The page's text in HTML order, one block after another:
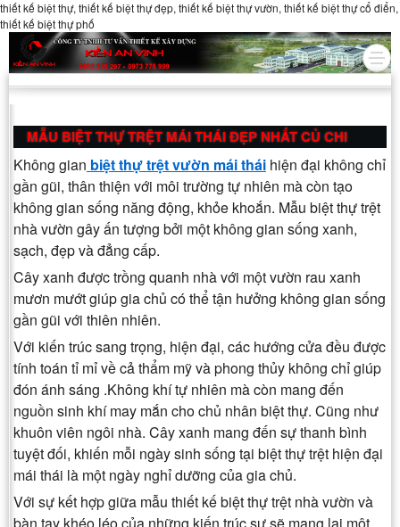
thiết kế biệt thự, thiết kế biệt thự đẹp, thiết kế biệt thự vườn, thiết kế biệt thự cổ điển,
thiết kế biệt thự phố
MẪU BIỆT THỰ TRỆT MÁI THÁI ĐẸP NHẤT CỦ CHI
Không gian biệt thự trệt vườn mái thái hiện đại không chỉ
gần gũi, thân thiện với môi trường tự nhiên mà còn tạo
không gian sống năng động, khỏe khoắn. Mẫu biệt thự trệt
nhà vườn gây ấn tượng bởi một không gian sống xanh,
sạch, đẹp và đẳng cấp.
Cây xanh được trồng quanh nhà với một vườn rau xanh
mươn mướt giúp gia chủ có thể tận hưởng không gian sống
gần gũi với thiên nhiên.
Với kiến trúc sang trọng, hiện đại, các hướng cửa đều được
tính toán tỉ mỉ về cả thẩm mỹ và phong thủy không chỉ giúp
đón ánh sáng .Không khí tự nhiên mà còn mang đến
nguồn sinh khí may mắn cho chủ nhân biệt thự. Cũng như
khuôn viên ngôi nhà. Cây xanh mang đến sự thanh bình
tuyệt đối, khiến mỗi ngày sinh sống tại biệt thự trệt hiện đại
mái thái là một ngày nghỉ dưỡng của gia chủ.
Với sự kết hợp giữa mẫu thiết kế biệt thự trệt nhà vườn và